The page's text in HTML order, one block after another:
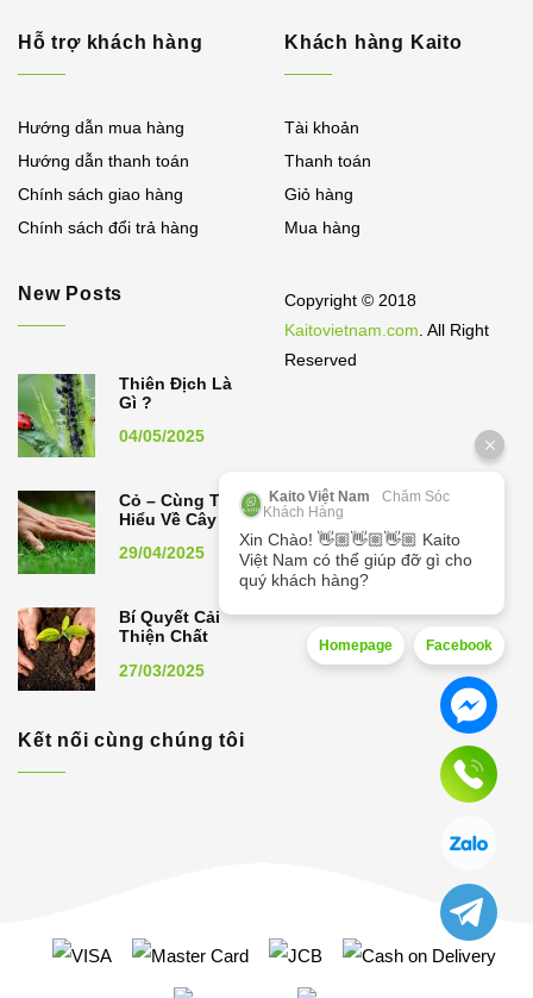
Hỗ trợ khách hàng
Hướng dẫn mua hàng
Hướng dẫn thanh toán
Chính sách giao hàng
Chính sách đổi trả hàng
New Posts
Thiên Địch Là
Gì ?
04/05/2025
Cỏ – Cùng Tìm
Hiểu Về Cây Cỏ
29/04/2025
Bí Quyết Cải
Thiện Chất
Nâng Cao Năng
27/03/2025
Khách hàng Kaito
Tài khoản
Thanh toán
Giỏ hàng
Mua hàng
Copyright © 2018
Kaitovietnam.com . All Right
Reserved
Kết nối cùng chúng tôi
Kaito Việt Nam
Chăm Sóc
Khách Hàng
Xin Chào! 👋🏼👋🏼👋🏼 Kaito
Việt Nam có thể giúp đỡ gì cho
quý khách hàng?
Homepage Facebook